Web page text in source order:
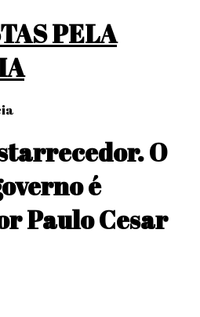
PELA
O
é
Paulo Cesar